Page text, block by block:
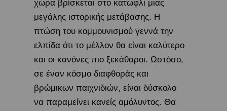
χώρα βρίσκεται στο κατώφλι μιας
μεγάλης ιστορικής μετάβασης. Η
πτώση του κομμουνισμού γεννά την
ελπίδα ότι το μέλλον θα είναι καλύτερο
και οι κανόνες πιο ξεκάθαροι. Ωστόσο,
σε έναν κόσμο διαφθοράς και
βρώμικων παιχνιδιών, είναι δύσκολο
να παραμείνει κανείς αμόλυντος. Θα